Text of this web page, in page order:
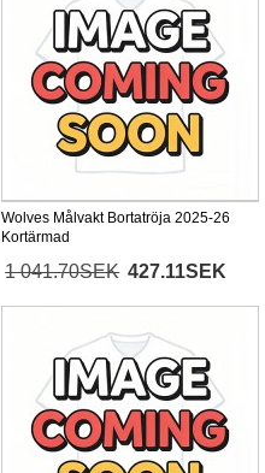
Wolves Målvakt Bortatröja 2025-26
Kortärmad
1 041.70SEK 427.11SEK